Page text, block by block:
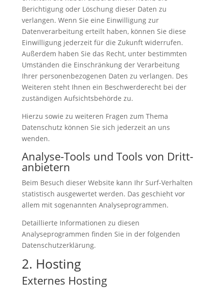
Berichtigung oder Löschung dieser Daten zu
verlangen. Wenn Sie eine Einwilligung zur
Datenverarbeitung erteilt haben, können Sie diese
Einwilligung jederzeit für die Zukunft widerrufen.
Außerdem haben Sie das Recht, unter bestimmten
Umständen die Einschränkung der Verarbeitung
Ihrer personenbezogenen Daten zu verlangen. Des
Weiteren steht Ihnen ein Beschwerderecht bei der
zuständigen Aufsichtsbehörde zu.
Hierzu sowie zu weiteren Fragen zum Thema
Datenschutz können Sie sich jederzeit an uns
wenden.
Analyse-Tools und Tools von Dritt­
anbietern
Beim Besuch dieser Website kann Ihr Surf-Verhalten
statistisch ausgewertet werden. Das geschieht vor
allem mit sogenannten Analyseprogrammen.
Detaillierte Informationen zu diesen
Analyseprogrammen finden Sie in der folgenden
Datenschutzerklärung.
2. Hosting
Externes Hosting